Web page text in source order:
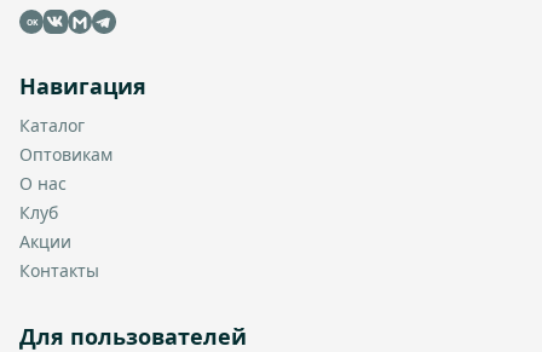
OK
Навигация
Каталог
Оптовикам
О нас
Клуб
Акции
Контакты
Для пользователей